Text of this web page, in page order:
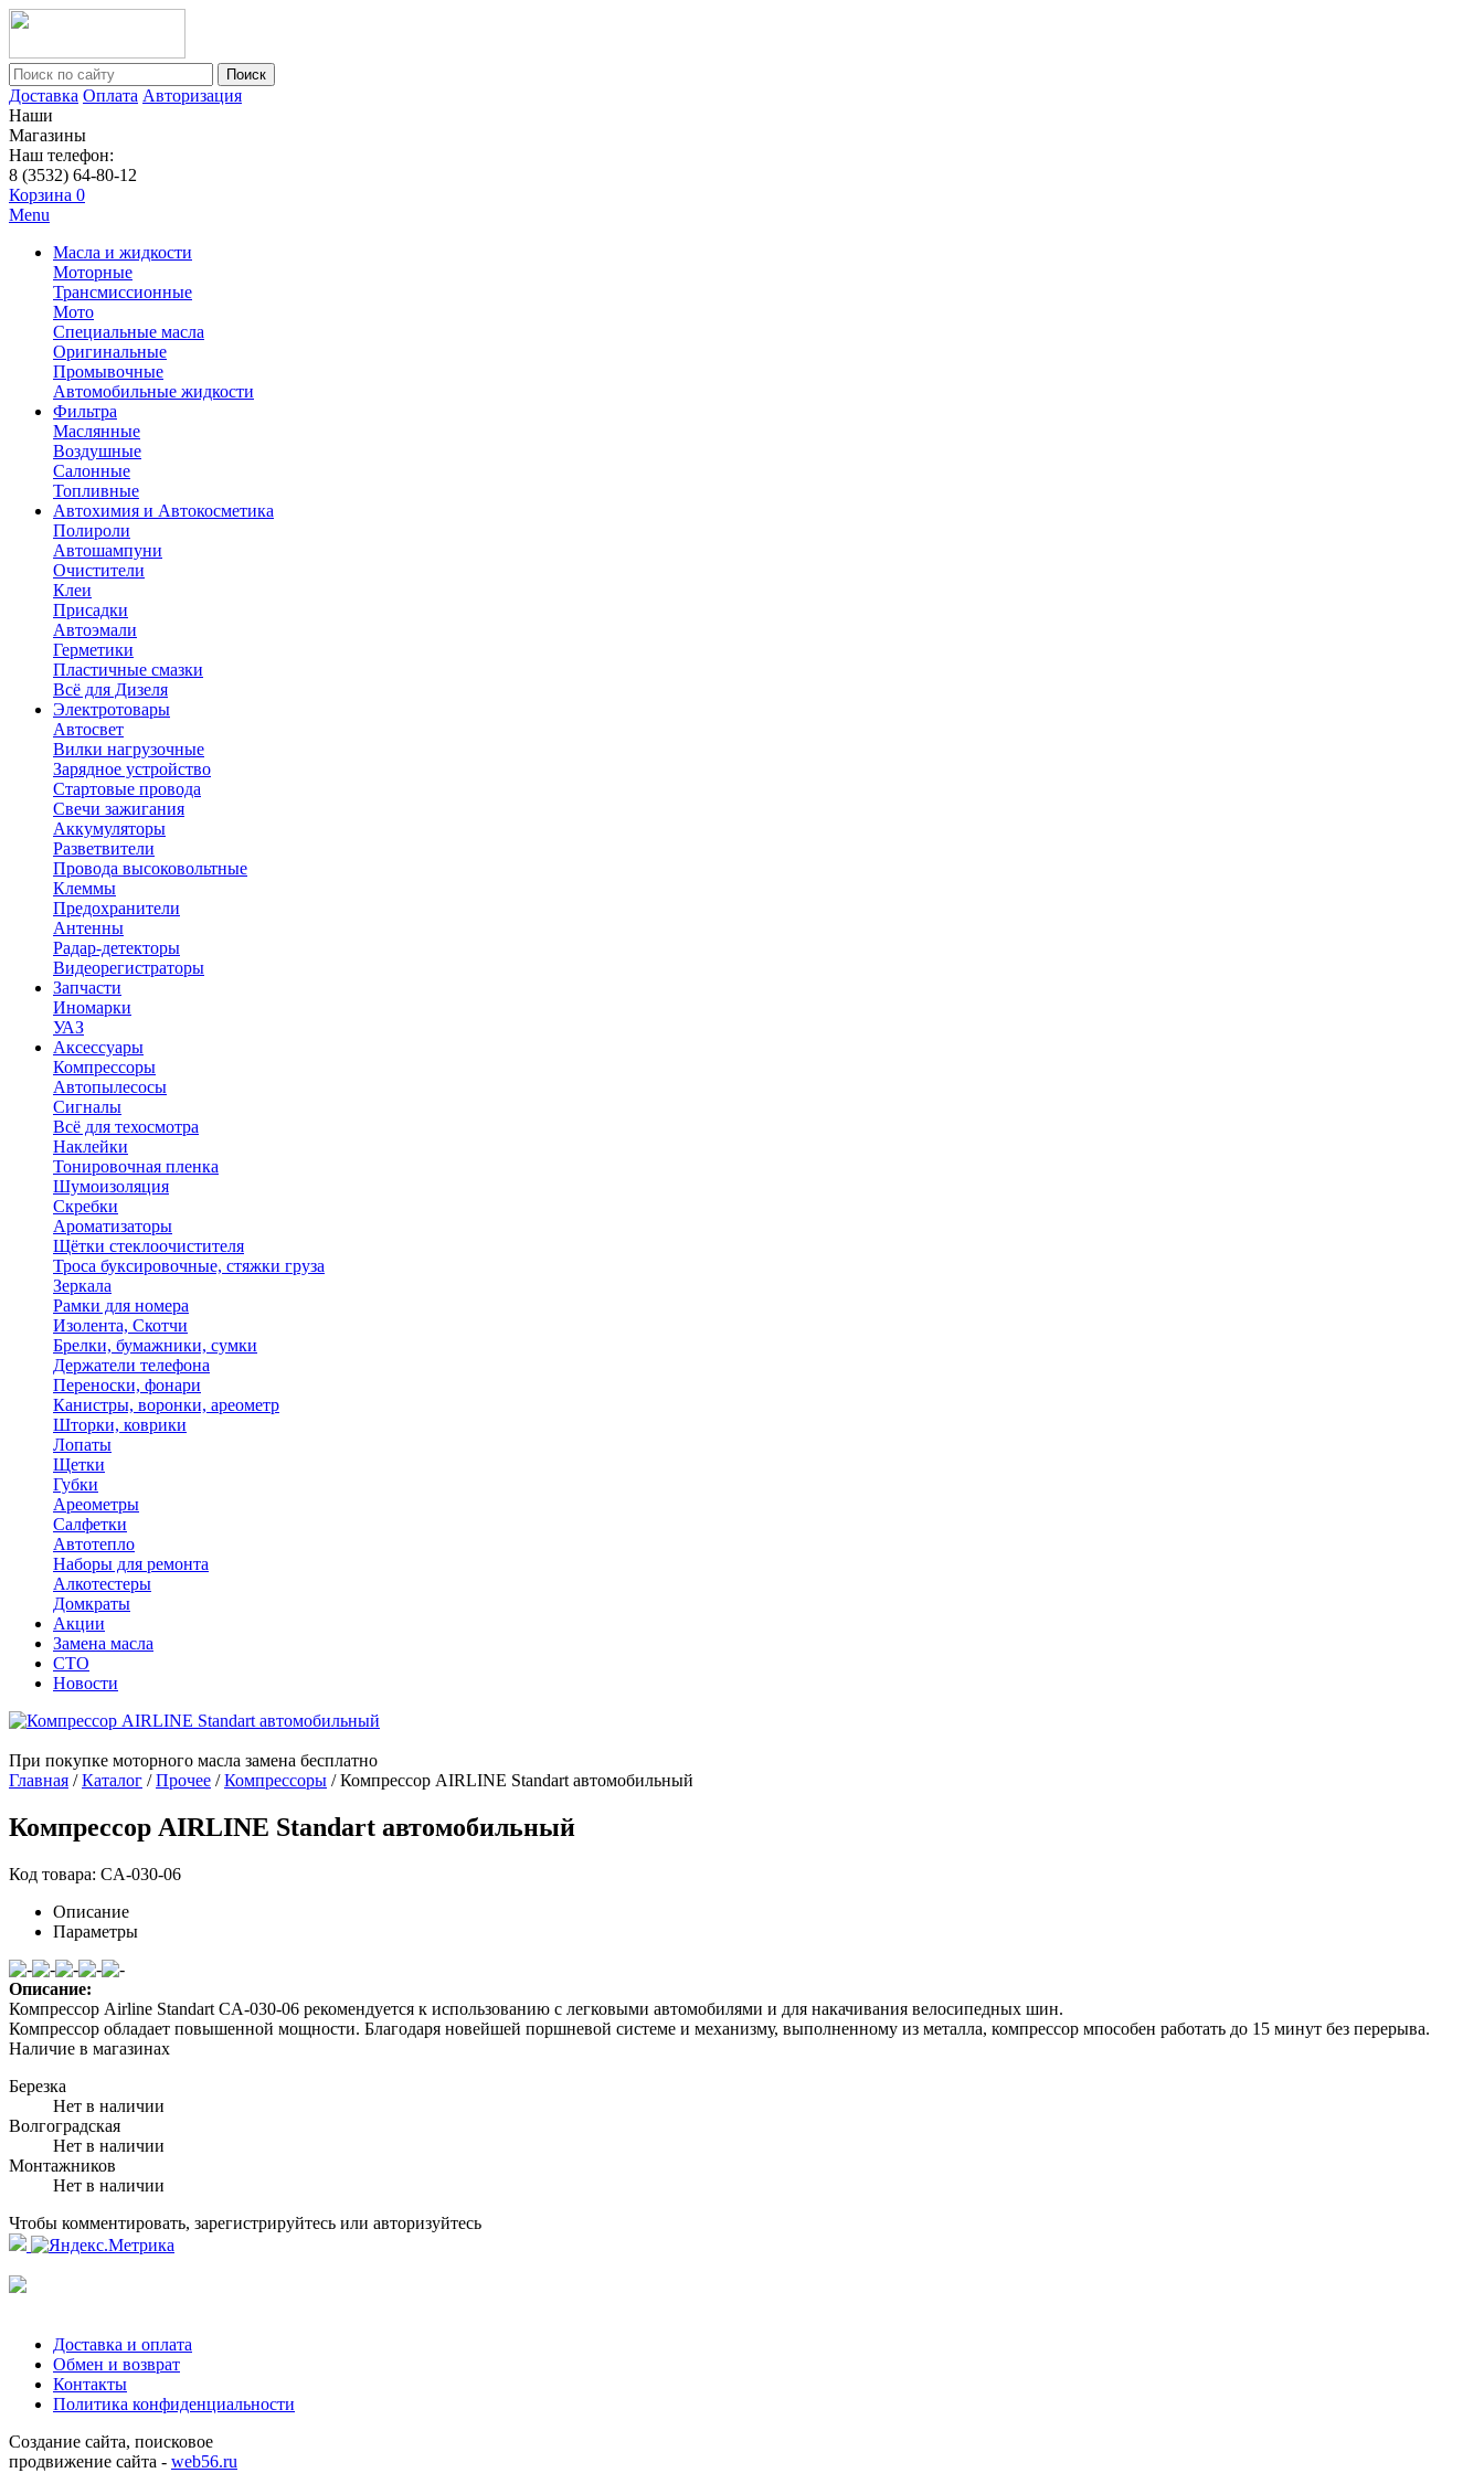
Поиск
Доставка Оплата Авторизация
Наши
Магазины
Наш телефон:
8 (3532) 64-80-12
Корзина 0
Menu
Масла и жидкости
Моторные
Трансмиссионные
Мото
Специальные масла
Оригинальные
Промывочные
Автомобильные жидкости
Фильтра
Маслянные
Воздушные
Салонные
Топливные
Автохимия и Автокосметика
Полироли
Автошампуни
Очистители
Клеи
Присадки
Автоэмали
Герметики
Пластичные смазки
Всё для Дизеля
Электротовары
Автосвет
Вилки нагрузочные
Зарядное устройство
Стартовые провода
Свечи зажигания
Аккумуляторы
Разветвители
Провода высоковольтные
Клеммы
Предохранители
Антенны
Радар-детекторы
Видеорегистраторы
Запчасти
Иномарки
УАЗ
Аксесcуары
Компрессоры
Автопылесосы
Сигналы
Всё для техосмотра
Наклейки
Тонировочная пленка
Шумоизоляция
Скребки
Ароматизаторы
Щётки стеклоочистителя
Троса буксировочные, стяжки груза
Зеркала
Рамки для номера
Изолента, Скотчи
Брелки, бумажники, сумки
Держатели телефона
Переноски, фонари
Канистры, воронки, ареометр
Шторки, коврики
Лопаты
Щетки
Губки
Ареометры
Салфетки
Автотепло
Наборы для ремонта
Алкотестеры
Домкраты
Акции
Замена масла
СТО
Новости
При покупке моторного масла замена бесплатно
Главная /Каталог /Прочее /Компрессоры /Компрессор AIRLINE Standart автомобильный
Компрессор AIRLINE Standart автомобильный
Код товара: CA-030-06
Описание
Параметры
Описание:
Компрессор Airline Standart CA-030-06 рекомендуется к использованию с легковыми автомобилями и для накачивания велосипедных шин.
Компрессор обладает повышенной мощности. Благодаря новейшей поршневой системе и механизму, выполненному из металла, компрессор мпособен работать до 15 минут без перерыва.
Наличие в магазинах
Березка
Нет в наличии
Волгоградская
Нет в наличии
Монтажников
Нет в наличии
Чтобы комментировать, зарегистрируйтесь или авторизуйтесь
Доставка и оплата
Обмен и возврат
Контакты
Политика конфиденциальности
Создание сайта, поисковое
продвижение сайта - web56.ru